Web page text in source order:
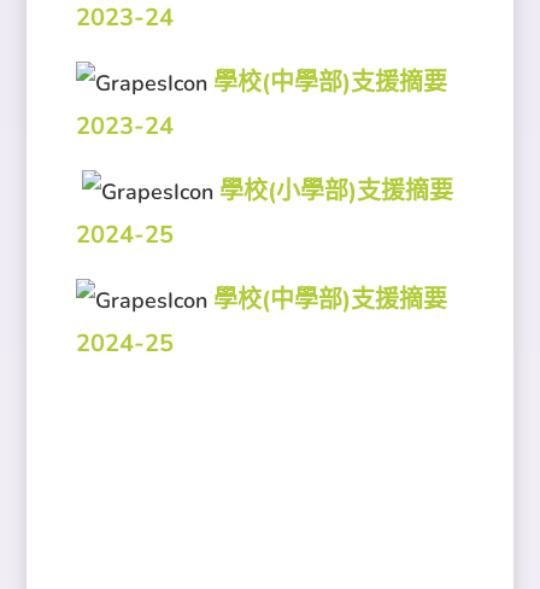
2023-24
學校(中學部)支援摘要
2023-24
學校(小學部)支援摘要
2024-25
學校(中學部)支援摘要
2024-25